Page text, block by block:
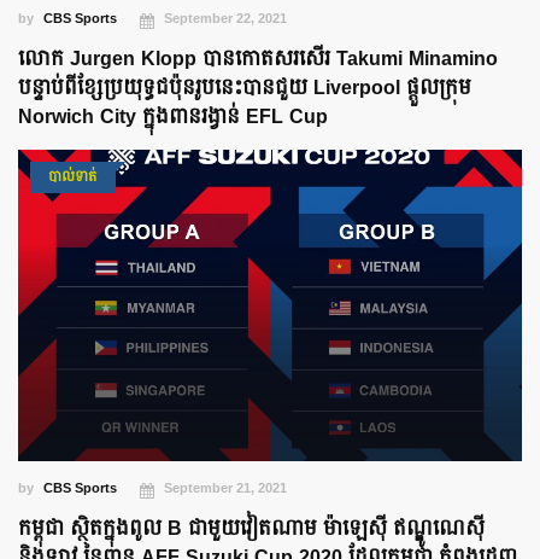
by CBS Sports September 22, 2021
លោក Jurgen Klopp បានកោតសរសើរ Takumi Minamino
បន្ទាប់ពីខ្សែប្រយុទ្ធជប៉ុនរូបនេះបានជួយ Liverpool ផ្តួលក្រុម
Norwich City ក្នុងពានរង្វាន់ EFL Cup
បាល់ទាត់
by CBS Sports September 21, 2021
កម្ពុជា ស្ថិតក្នុងពូល B ជាមួយវៀតណាម ម៉ាឡេស៊ី ឥណ្ឌូណេស៊ី